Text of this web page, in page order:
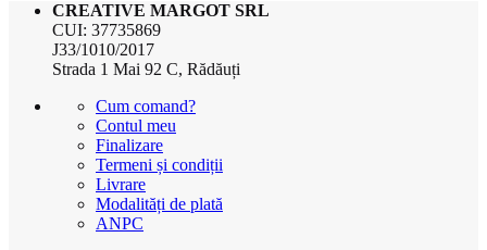
CREATIVE MARGOT SRL
CUI: 37735869
J33/1010/2017
Strada 1 Mai 92 C, Rădăuți
Cum comand?
Contul meu
Finalizare
Termeni și condiții
Livrare
Modalități de plată
ANPC